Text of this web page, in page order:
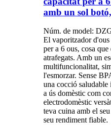
amb un sol
Núm. de model:
El vaporitzador
per a 6 ous, cosa
atrafegats. Amb un
multifuncionalitat,
l'esmorzar. Sense
una cocció
a ús domèstic com
electrodomèstic
teva cuina amb el
seu rendiment fiable.